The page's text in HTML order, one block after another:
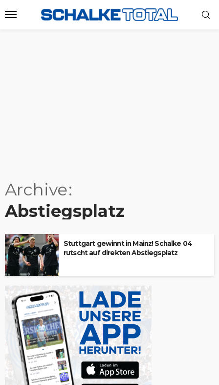
Archive
Abstiegsplatz
Stuttgart gewinnt in Mainz! Schalke 04
rutscht auf direkten Abstiegsplatz